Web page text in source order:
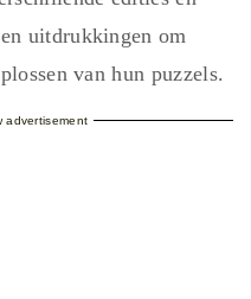
uitdrukkingen om
van hun puzzels.
advertisement